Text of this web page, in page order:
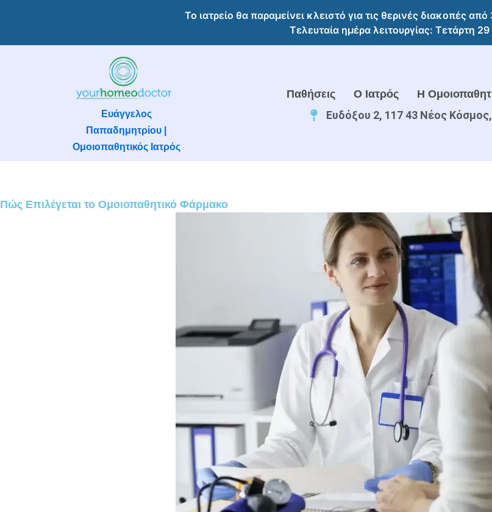
Το ιατρείο θα παραμείνει κλειστό για τις θερινές διακοπές
Τελευταία ημέρα λειτουργίας: Τετάρτη 29
περιεχόμενο
Ευάγγελος
Παπαδημητρίου |
Ομοιοπαθητικός Ιατρός
Παθήσεις O Ιατρός Η
Ευδόξου 2, 117 43 Νέος
Πώς Επιλέγεται το Ομοιοπαθητικό Φάρμακο